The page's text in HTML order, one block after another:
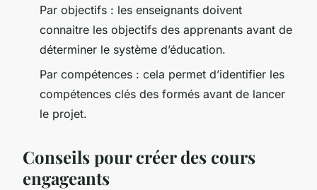
Par objectifs : les enseignants doivent
connaitre les objectifs des apprenants avant de
déterminer le système d’éducation.
Par compétences : cela permet d’identifier les
compétences clés des formés avant de lancer
le projet.
Conseils pour créer des cours
engageants